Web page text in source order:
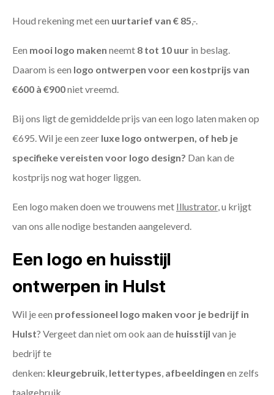
Houd rekening met een uurtarief van € 85,-.
Een mooi logo maken neemt 8 tot 10 uur in beslag.
Daarom is een logo ontwerpen voor een kostprijs van
€600 à €900niet vreemd.
Bij ons ligt de gemiddelde prijs van een logo laten maken op
€695. Wil je een zeer luxe logo ontwerpen, of heb je
specifieke vereisten voor logo design? Dan kan de
kostprijs nog wat hoger liggen.
Een logo maken doen we trouwens met Illustrator, u krijgt
van ons alle nodige bestanden aangeleverd.
Een logo en huisstijl
ontwerpen in Hulst
Wil je een professioneel logo maken voor je bedrijf in
Hulst? Vergeet dan niet om ook aan de huisstijl van je
bedrijf te
denken: kleurgebruik, lettertypes, afbeeldingen en zelfs
taalgebruik.